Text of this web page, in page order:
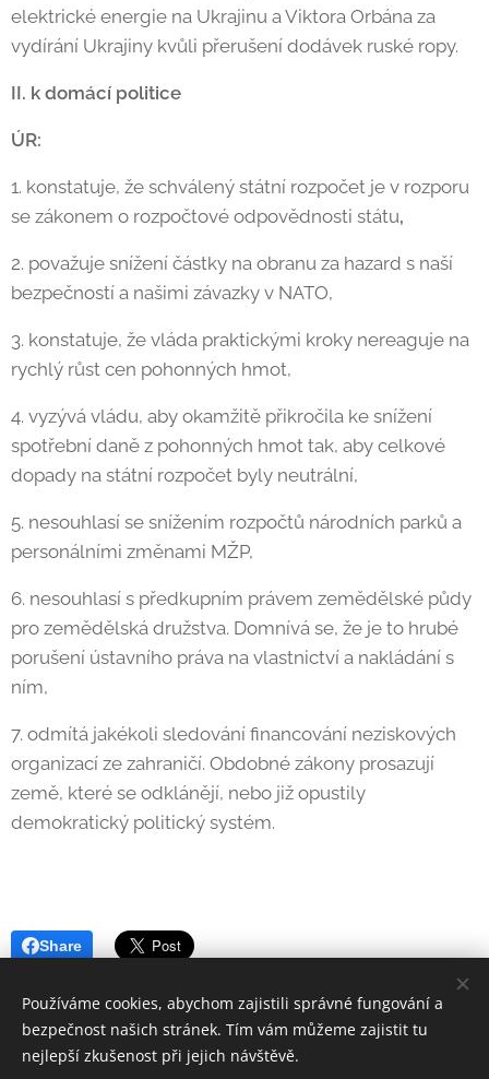
elektrické energie na Ukrajinu a Viktora Orbána za
vydírání Ukrajiny kvůli přerušení dodávek ruské ropy.
II. k domácí politice
ÚR:
1. konstatuje, že schválený státní rozpočet je v rozporu
se zákonem o rozpočtové odpovědnosti státu,
2. považuje snížení částky na obranu za hazard s naší
bezpečností a našimi závazky v NATO,
3. konstatuje, že vláda praktickými kroky nereaguje na
rychlý růst cen pohonných hmot,
4. vyzývá vládu, aby okamžitě přikročila ke snížení
spotřební daně z pohonných hmot tak, aby celkové
dopady na státní rozpočet byly neutrální,
5. nesouhlasí se snížením rozpočtů národních parků a
personálními změnami MŽP,
6. nesouhlasí s předkupním právem zemědělské půdy
pro zemědělská družstva. Domnívá se, že je to hrubé
porušení ústavního práva na vlastnictví a nakládání s
ním,
7. odmítá jakékoli sledování financování neziskových
organizací ze zahraničí. Obdobné zákony prosazují
země, které se odklánějí, nebo již opustily
demokratický politický systém.
Share
Používáme cookies, abychom zajistili správné fungování a
bezpečnost našich stránek. Tím vám můžeme zajistit tu
nejlepší zkušenost při jejich návštěvě.